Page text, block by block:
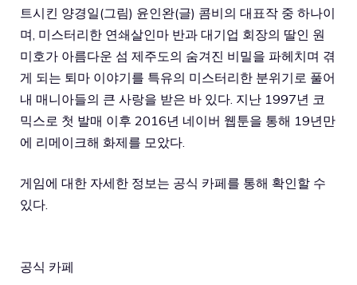
트시킨 양경일(그림) 윤인완(글) 콤비의 대표작 중 하나이
며, 미스터리한 연쇄살인마 반과 대기업 회장의 딸인 원
미호가 아름다운 섬 제주도의 숨겨진 비밀을 파헤치며 겪
게 되는 퇴마 이야기를 특유의 미스터리한 분위기로 풀어
내 매니아들의 큰 사랑을 받은 바 있다. 지난 1997년 코
믹스로 첫 발매 이후 2016년 네이버 웹툰을 통해 19년만
에 리메이크해 화제를 모았다.
게임에 대한 자세한 정보는 공식 카페를 통해 확인할 수
있다.
공식 카페